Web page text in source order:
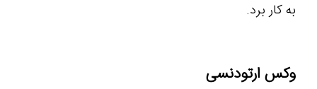
به کار برد.
وکس ارتودنسی